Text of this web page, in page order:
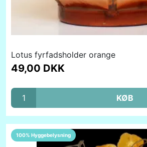
Lotus fyrfadsholder orange
49,00 DKK
KØB
100% Hyggebelysning